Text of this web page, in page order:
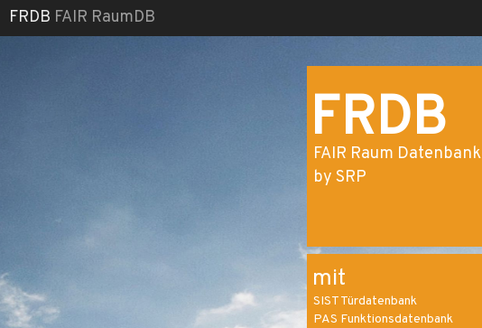
FRDB FAIR RaumDB
FRDB
FAIR Raum Datenbank
by SRP
mit
SIST Türdatenbank
PAS Funktionsdatenbank